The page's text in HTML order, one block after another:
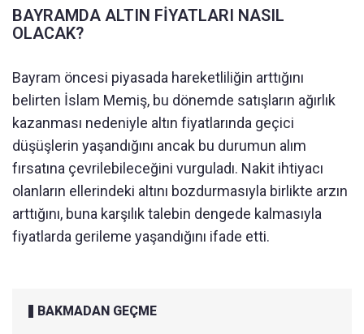
BAYRAMDA ALTIN FİYATLARI NASIL
OLACAK?
Bayram öncesi piyasada hareketliliğin arttığını
belirten İslam Memiş, bu dönemde satışların ağırlık
kazanması nedeniyle altın fiyatlarında geçici
düşüşlerin yaşandığını ancak bu durumun alım
fırsatına çevrilebileceğini vurguladı. Nakit ihtiyacı
olanların ellerindeki altını bozdurmasıyla birlikte arzın
arttığını, buna karşılık talebin dengede kalmasıyla
fiyatlarda gerileme yaşandığını ifade etti.
BAKMADAN GEÇME